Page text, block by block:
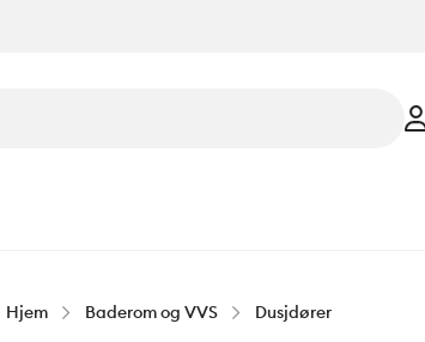
Hjem Baderom og VVS Dusjdører